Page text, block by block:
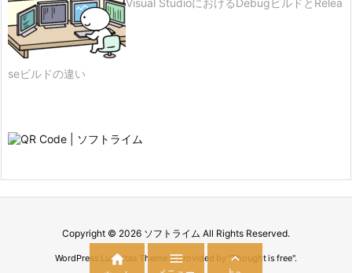
Visual StudioにおけるDebugビルドとRelea
seビルドの違い
Copyright © 2026 ソフトライム All Rights Reserved.
WordPress Luxeritas Theme is provided by " Thought is free".
  